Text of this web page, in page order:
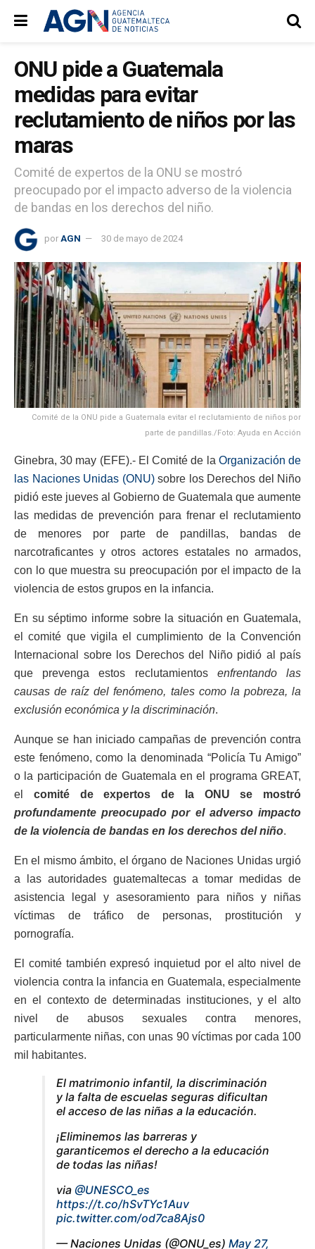
ONU pide a Guatemala
medidas para evitar
reclutamiento de niños por las
maras
Comité de expertos de la ONU se mostró
preocupado por el impacto adverso de la violencia
de bandas en los derechos del niño.
por AGN 30 de mayo de 2024
Comité de la ONU pide a Guatemala evitar el reclutamiento de niños por
parte de pandillas./Foto: Ayuda en Acción
Ginebra, 30 may (EFE).- El Comité de la Organización de
las Naciones Unidas (ONU)sobre los Derechos del Niño
pidió este jueves al Gobierno de Guatemala que aumente
las medidas de prevención para frenar el reclutamiento
de menores por parte de pandillas, bandas de
narcotraficantes y otros actores estatales no armados,
con lo que muestra su preocupación por el impacto de la
violencia de estos grupos en la infancia.
En su séptimo informe sobre la situación en Guatemala,
el comité que vigila el cumplimiento de la Convención
Internacional sobre los Derechos del Niño pidió al país
que prevenga estos reclutamientos enfrentando las
causas de raíz del fenómeno, tales como la pobreza, la
exclusión económica y la discriminación.
Aunque se han iniciado campañas de prevención contra
este fenómeno, como la denominada “Policía Tu Amigo”
o la participación de Guatemala en el programa GREAT,
el
comité de expertos de la ONU se mostró
profundamente preocupado por el adverso impacto
de la violencia de bandas en los derechos del niño.
En el mismo ámbito, el órgano de Naciones Unidas urgió
a las autoridades guatemaltecas a tomar medidas de
asistencia legal y asesoramiento para niños y niñas
víctimas de tráfico de personas, prostitución y
pornografía.
El comité también expresó inquietud por el alto nivel de
violencia contra la infancia en Guatemala, especialmente
en el contexto de determinadas instituciones, y el alto
nivel de abusos sexuales contra menores,
particularmente niñas, con unas 90 víctimas por cada 100
mil habitantes.
El matrimonio infantil, la discriminación
y la falta de escuelas seguras dificultan
el acceso de las niñas a la educación.
¡Eliminemos las barreras y
garanticemos el derecho a la educación
de todas las niñas!
via @UNESCO_es
https://t.co/hSvTYc1Auv
pic.twitter.com/od7ca8Ajs0
— Naciones Unidas (@ONU_es) May 27,